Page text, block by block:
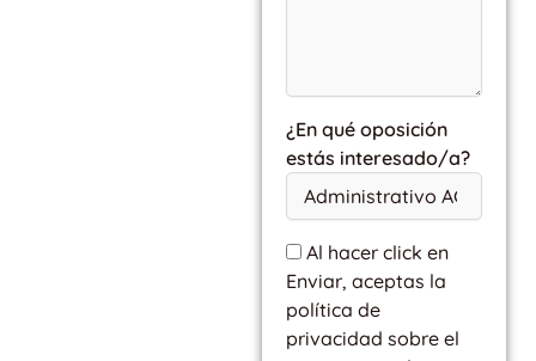
¿En qué oposición
estás interesado/a?
Al hacer click en
Enviar, aceptas la
política de
privacidad sobre el